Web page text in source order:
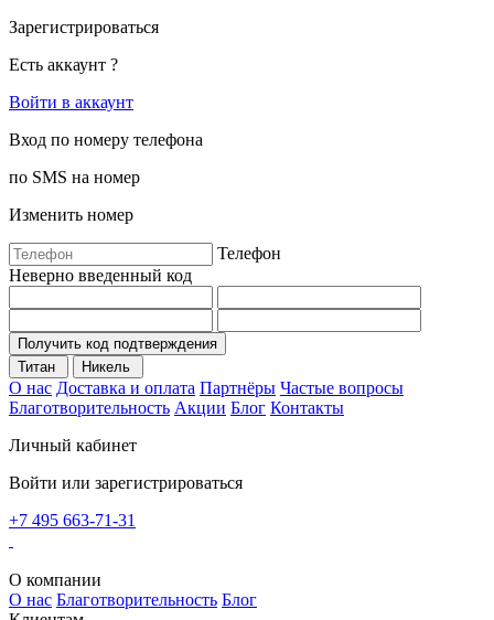
Зарегистрироваться
Есть аккаунт ?
Войти в аккаунт
Вход по номеру телефона
по SMS на номер
Изменить номер
Телефон
Неверно введенный код
Получить код подтверждения
Титан
Никель
О нас Доставка и оплата Партнёры Частые вопросы
Благотворительность Акции Блог Контакты
Личный кабинет
Войти или зарегистрироваться
+7 495 663-71-31
О компании
О нас Благотворительность Блог